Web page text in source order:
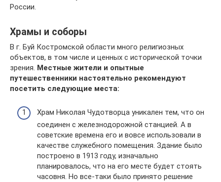
России.
Храмы и соборы
В г. Буй Костромской области много религиозных
объектов, в том числе и ценных с исторической точки
зрения. Местные жители и опытные
путешественники настоятельно рекомендуют
посетить следующие места:
Храм Николая Чудотворца уникален тем, что он
соединен с железнодорожной станцией. А в
советские времена его и вовсе использовали в
качестве служебного помещения. Здание было
построено в 1913 году, изначально
планировалось, что на его месте будет стоять
часовня. Но все-таки было принято решение